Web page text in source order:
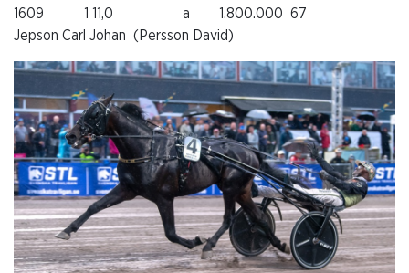
1609 1 11,0 a 1.800.000 67
Jepson Carl Johan (Persson David)